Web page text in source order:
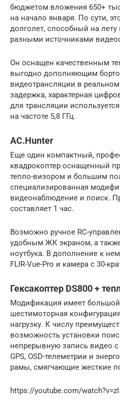
бюджетом вложения 650+
на начало января. По сути,
долголет, способный на
разными источниками
Он оснащен качественным
выгодно дополняющим
видеотрансляции в реальном
задержка, характерная
для трансляции
на частоте 5,8 ГГц.
AC.Hunter
Еще один компактный,
квадрокоптер оснащенный
тепло-визором и большим
специализированная
видеонаблюдение и поиск.
составляет 1 час.
Возможно ручное RC-
удобным ЖК экраном, а
ноутбука. В дополнение к
FLIR-Vue-Pro и камера с 30-
Гексакоптер DS800 +
Модификация имеет большой
шестимоторная
нагрузку. К числу
возможность установки
непрерывную запись видео
GPS, OSD-телеметрии и
рамы, смягчающие жесткие
https://youtube.com/